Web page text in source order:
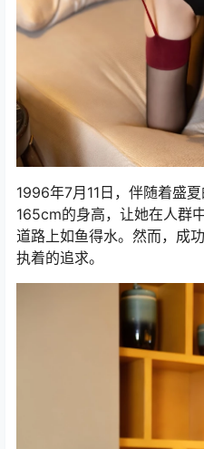
1996年7月11日，伴随着盛
165cm的身高，让她在人群
道路上如鱼得水。然而，成
执着的追求。